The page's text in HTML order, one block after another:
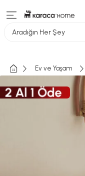
Aradığın Her Şey
Ev ve Yaşam